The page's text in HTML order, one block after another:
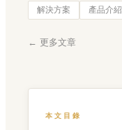
解決方案 產品介紹
← 更多文章
本文目錄